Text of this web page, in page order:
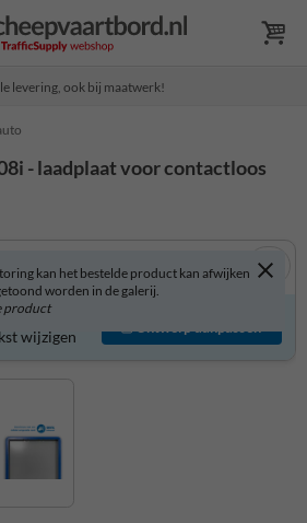
levering, ook bij maatwerk!
- laadplaat voor contactloos
kan het bestelde product kan afwijken
worden in de galerij.
product
wijzigen
Ontwerp aanpassen